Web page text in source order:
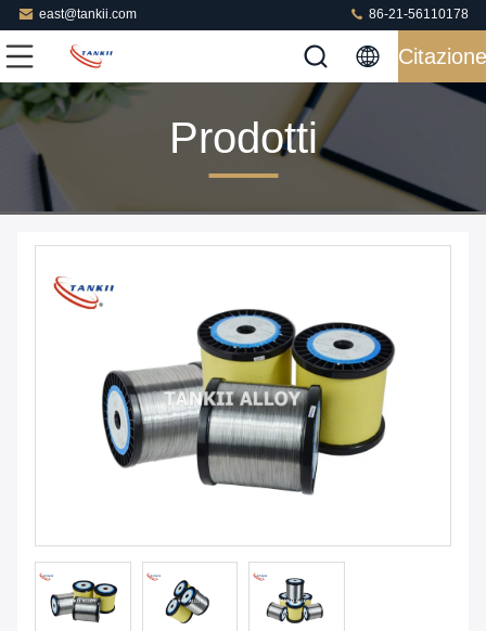
east@tankii.com 86-21-56110178
Citazione
Prodotti